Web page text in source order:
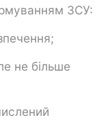
ЗСУ:
не більше